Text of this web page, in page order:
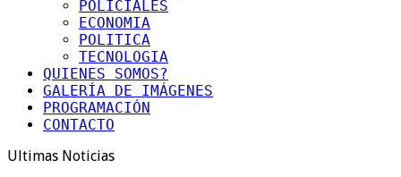
POLICIALES
ECONOMIA
POLITICA
TECNOLOGIA
QUIENES SOMOS?
GALERÍA DE IMÁGENES
PROGRAMACIÓN
CONTACTO
Ultimas Noticias